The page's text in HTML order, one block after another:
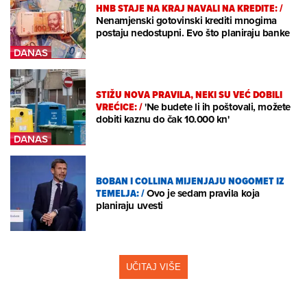
HNB STAJE NA KRAJ NAVALI NA KREDITE:/
Nenamjenski gotovinski krediti mnogima
postaju nedostupni. Evo što planiraju banke
STIŽU NOVA PRAVILA, NEKI SU VEĆ DOBILI
VREĆICE:/'Ne budete li ih poštovali, možete
dobiti kaznu do čak 10.000 kn'
BOBAN I COLLINA MIJENJAJU NOGOMET IZ
TEMELJA:/Ovo je sedam pravila koja
planiraju uvesti
UČITAJ VIŠE